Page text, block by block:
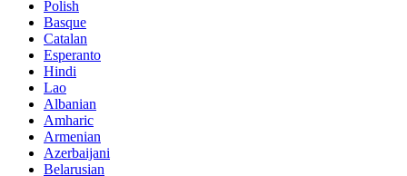
Polish
Basque
Catalan
Esperanto
Hindi
Lao
Albanian
Amharic
Armenian
Azerbaijani
Belarusian